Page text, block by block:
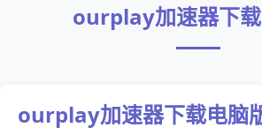
ourplay加速器下
ourplay加速器下载电脑